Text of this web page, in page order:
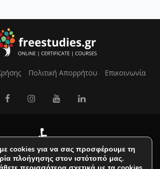
Πολιτική Απορρήτου Επικοινωνία
cookies για να σας προσφέρουμε τη
πλοήγησης στον ιστότοπό μας.